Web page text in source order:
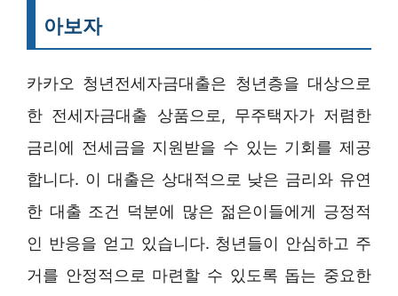
아보자
카카오 청년전세자금대출은 청년층을 대상으로
한 전세자금대출 상품으로, 무주택자가 저렴한
금리에 전세금을 지원받을 수 있는 기회를 제공
합니다. 이 대출은 상대적으로 낮은 금리와 유연
한 대출 조건 덕분에 많은 젊은이들에게 긍정적
인 반응을 얻고 있습니다. 청년들이 안심하고 주
거를 안정적으로 마련할 수 있도록 돕는 중요한